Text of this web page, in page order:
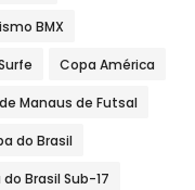
BMX
Copa América
Manaus de Futsal
do Brasil
Brasil Sub-17